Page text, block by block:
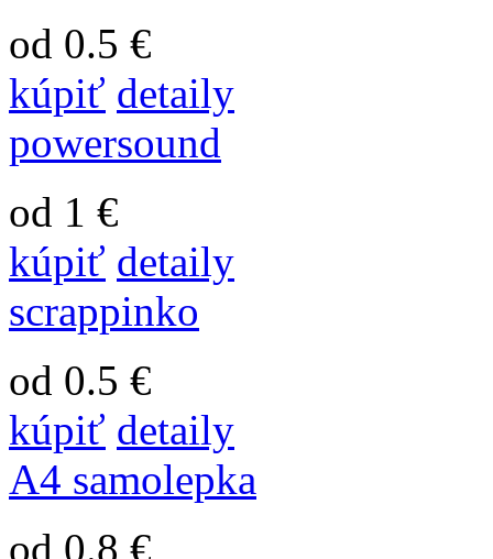
od 0.5 €
kúpiť detaily
powersound
od 1 €
kúpiť detaily
scrappinko
od 0.5 €
kúpiť detaily
A4 samolepka
od 0.8 €